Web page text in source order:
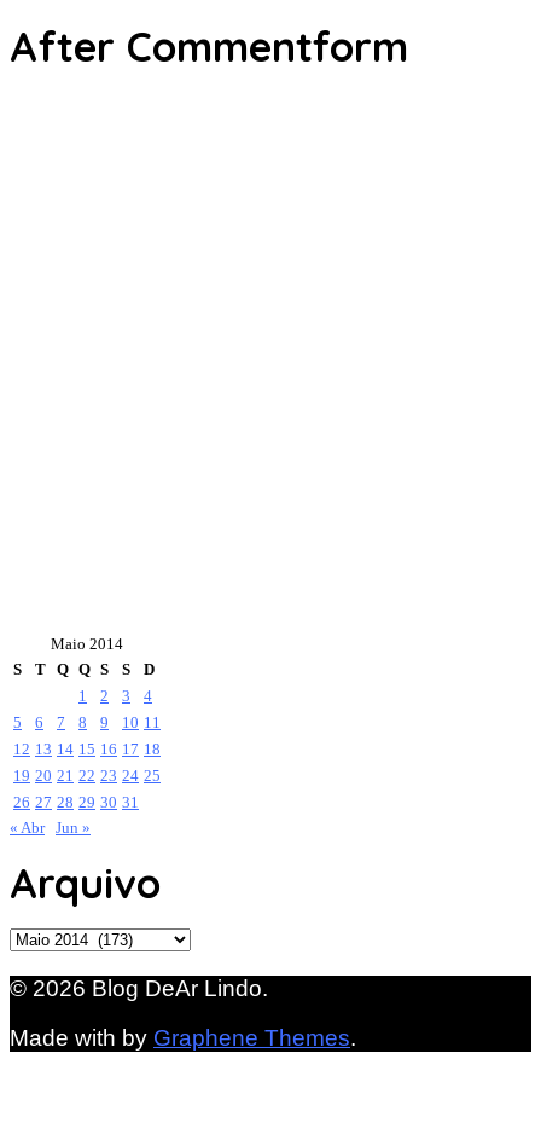
After Commentform
Maio 2014
S
T Q Q S S
D
1
2 3
4
5
6 7 8 9 10 11
12 13 14 15 16 17 18
19 20 21 22 23 24 25
26 27 28 29 30 31
« Abr Jun »
Arquivo
Arquivo
© 2026 Blog DeAr Lindo.
Made with by Graphene Themes.